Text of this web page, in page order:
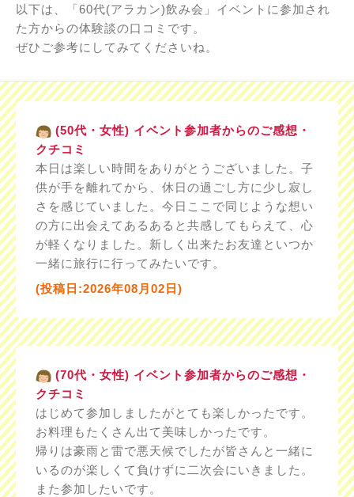
以下は、「60代(アラカン)飲み会」イベントに参加され
た方からの体験談の口コミです。
ぜひご参考にしてみてくださいね。
(50代・女性) イベント参加者からのご感想・
クチコミ
本日は楽しい時間をありがとうございました。子
供が手を離れてから、休日の過ごし方に少し寂し
さを感じていました。今日ここで同じような想い
の方に出会えてあるあると共感してもらえて、心
が軽くなりました。新しく出来たお友達といつか
一緒に旅行に行ってみたいです。
(投稿日:2026年08月02日)
(70代・女性) イベント参加者からのご感想・
クチコミ
はじめて参加しましたがとても楽しかったです。
お料理もたくさん出て美味しかったです。
帰りは豪雨と雷で悪天候でしたが皆さんと一緒に
いるのが楽しくて負けずに二次会にいきました。
また参加したいです。